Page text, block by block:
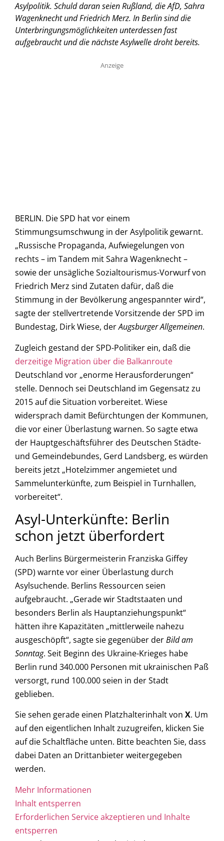
Asylpolitik. Schuld daran seien Rußland, die AfD, Sahra
Wagenknecht und Friedrich Merz. In Berlin sind die
Unterbringungsmöglichkeiten unterdessen fast
aufgebraucht und die nächste Asylwelle droht bereits.
Anzeige
BERLIN. Die SPD hat vor einem
Stimmungsumschwung in der Asylpolitik gewarnt.
„Russische Propaganda, Aufwiegelungen von
rechts – im Tandem mit Sahra Wagenknecht –
sowie der unsägliche Sozialtourismus-Vorwurf von
Friedrich Merz sind Zutaten dafür, daß die
Stimmung in der Bevölkerung angespannter wird“,
sagte der stellvertretende Vorsitzende der SPD im
Bundestag, Dirk Wiese, derAugsburger Allgemeinen.
Zugleich gestand der SPD-Politiker ein, daß die
derzeitige Migration über die Balkanroute
Deutschland vor „enorme Herausforderungen“
stelle. Dennoch sei Deutschland im Gegensatz zu
2015 auf die Situation vorbereitet. Wiese
widersprach damit Befürchtungen der Kommunen,
die vor einer Überlastung warnen. So sagte etwa
der Hauptgeschäftsführer des Deutschen Städte-
und Gemeindebundes, Gerd Landsberg, es würden
bereits jetzt „Hotelzimmer angemietet und
Sammelunterkünfte, zum Beispiel in Turnhallen,
vorbereitet“.
Asyl-Unterkünfte: Berlin
schon jetzt überfordert
Auch Berlins Bürgermeisterin Franziska Giffey
(SPD) warnte vor einer Überlastung durch
Asylsuchende. Berlins Ressourcen seien
aufgebraucht. „Gerade wir Stadtstaaten und
besonders Berlin als Hauptanziehungspunkt“
hätten ihre Kapazitäten „mittlerweile nahezu
ausgeschöpft“, sagte sie gegenüber derBild am
Sonntag. Seit Beginn des Ukraine-Krieges habe
Berlin rund 340.000 Personen mit ukrainischen Paß
versorgt, rund 100.000 seien in der Stadt
geblieben.
Sie sehen gerade einen Platzhalterinhalt von X. Um
auf den eigentlichen Inhalt zuzugreifen, klicken Sie
auf die Schaltfläche unten. Bitte beachten Sie, dass
dabei Daten an Drittanbieter weitergegeben
werden.
Mehr Informationen
Inhalt entsperren
Erforderlichen Service akzeptieren und Inhalte
entsperren